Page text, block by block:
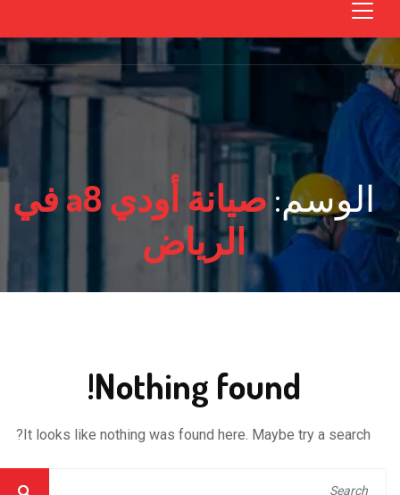
الوسم:
صيانة أودي a8 في
الرياض
Nothing found!
It looks like nothing was found here. Maybe try a search?